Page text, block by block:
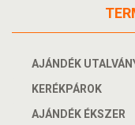
AJÁNDÉK
KERÉKPÁROK
AJÁNDÉK ÉKSZER